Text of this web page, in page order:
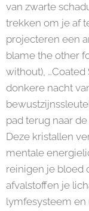
van zwarte
trekken om je af
projecteren een
blame the other
without),
donkere nacht
pad terug naar
Deze kristallen
mentale
reinigen je bloed
afvalstoffen je
lymfesysteem en